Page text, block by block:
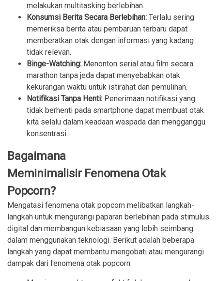
melakukan multitasking berlebihan.
Konsumsi Berita Secara Berlebihan: Terlalu sering
memeriksa berita atau pembaruan terbaru dapat
memberatkan otak dengan informasi yang kadang
tidak relevan.
Binge-Watching: Menonton serial atau film secara
marathon tanpa jeda dapat menyebabkan otak
kekurangan waktu untuk istirahat dan pemulihan.
Notifikasi Tanpa Henti: Penerimaan notifikasi yang
tidak berhenti pada smartphone dapat membuat otak
kita selalu dalam keadaan waspada dan mengganggu
konsentrasi.
Bagaimana
Meminimalisir Fenomena Otak
Popcorn?
Mengatasi fenomena otak popcorn melibatkan langkah-
langkah untuk mengurangi paparan berlebihan pada stimulus
digital dan membangun kebiasaan yang lebih seimbang
dalam menggunakan teknologi. Berikut adalah beberapa
langkah yang dapat membantu mengobati atau mengurangi
dampak dari fenomena otak popcorn: